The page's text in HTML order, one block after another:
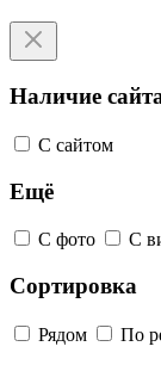
Наличие
С сайтом
Ещё
С фото С
Сортировка
Рядом По